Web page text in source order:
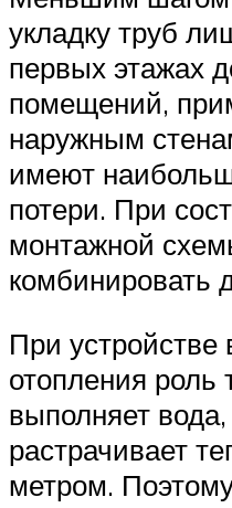
укладку труб
первых этажах
помещений,
наружным
имеют
потери. При
монтажной
комбинировать
При устройстве
отопления роль
выполняет вода,
растрачивает
метром.